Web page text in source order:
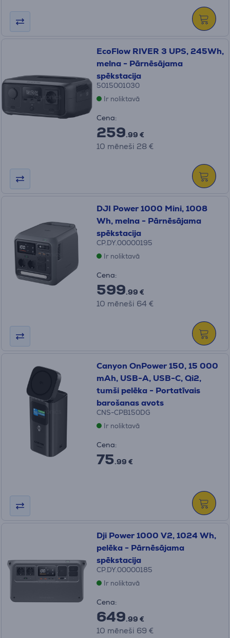
EcoFlow RIVER 3 UPS, 245Wh,
melna - Pārnēsājama
spēkstacija
5015001030
Ir noliktavā
Cena:
259.99 €
10 mēneši 28 €
DJI Power 1000 Mini, 1008
Wh, melna - Pārnēsājama
spēkstacija
CP.DY.00000195
Ir noliktavā
Cena:
599.99 €
10 mēneši 64 €
Canyon OnPower 150, 15 000
mAh, USB-A, USB-C, Qi2,
tumši pelēka - Portatīvais
barošanas avots
CNS-CPB150DG
Ir noliktavā
Cena:
75.99 €
Dji Power 1000 V2, 1024 Wh,
pelēka - Pārnēsājama
spēkstacija
CP.DY.00000185
Ir noliktavā
Cena:
649.99 €
10 mēneši 69 €